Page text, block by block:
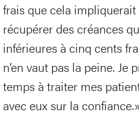
frais que cela
récupérer des créances
inférieures à cinq cents
n’en vaut pas la peine. Je
temps à traiter mes
avec eux sur la confiance.»